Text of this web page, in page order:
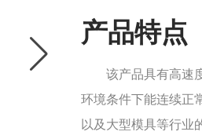
产品特点
该产品具有高速度
环境条件下能连续正
以及大型模具等行业